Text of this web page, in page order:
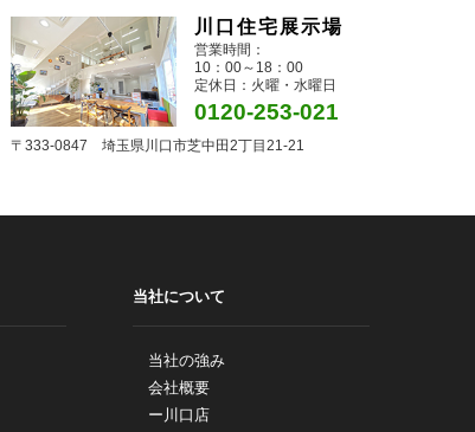
川口住宅展示場
営業時間：
10：00～18：00
定休日：火曜・水曜日
0120-253-021
〒333-0847 埼玉県川口市芝中田2丁目21-21
当社について
当社の強み
会社概要
ー川口店